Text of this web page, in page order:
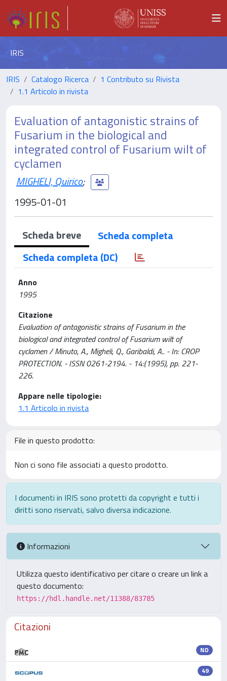
IRIS
IRIS Catalogo Ricerca
1 Contributo su Rivista
1.1 Articolo in rivista
Evaluation of antagonistic strains of
Fusarium in the biological and
integrated control of Fusarium wilt of
cyclamen
MIGHELI, Quirico;
1995-01-01
Scheda breve
Scheda completa
Scheda completa (DC)
Anno
1995
Citazione
Evaluation of antagonistic strains of Fusarium in the
biological and integrated control of Fusarium wilt of
cyclamen / Minuto, A., Migheli, Q., Garibaldi, A.. - In: CROP
PROTECTION. - ISSN 0261-2194. - 14:(1995), pp. 221-
226.
Appare nelle tipologie:
1.1 Articolo in rivista
File in questo prodotto:
Non ci sono file associati a questo prodotto.
I documenti in IRIS sono protetti da copyright e tutti i
diritti sono riservati, salvo diversa indicazione.
Informazioni
Utilizza questo identificativo per citare o creare un link a
questo documento:
https://hdl.handle.net/11388/83785
Citazioni
ND
49